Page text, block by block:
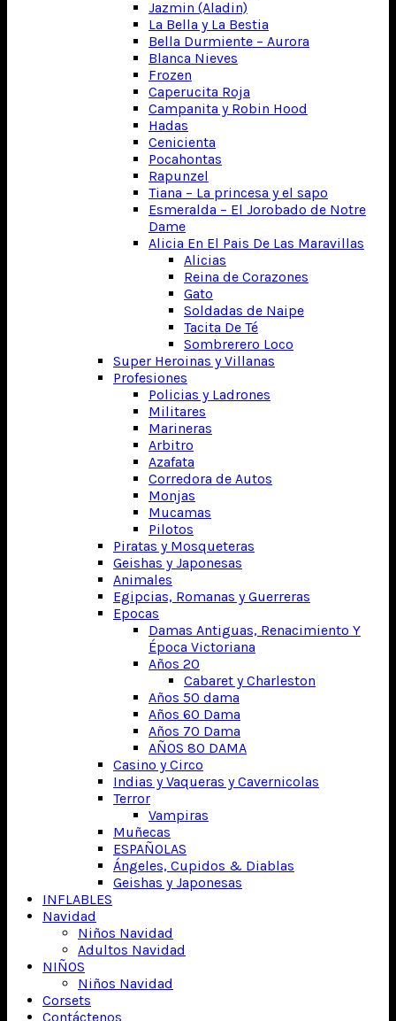
Jazmin (Aladin)
La Bella y La Bestia
Bella Durmiente – Aurora
Blanca Nieves
Frozen
Caperucita Roja
Campanita y Robin Hood
Hadas
Cenicienta
Pocahontas
Rapunzel
Tiana – La princesa y el sapo
Esmeralda – El Jorobado de Notre
Dame
Alicia En El Pais De Las Maravillas
Alicias
Reina de Corazones
Gato
Soldadas de Naipe
Tacita De Té
Sombrerero Loco
Super Heroinas y Villanas
Profesiones
Policias y Ladrones
Militares
Marineras
Arbitro
Azafata
Corredora de Autos
Monjas
Mucamas
Pilotos
Piratas y Mosqueteras
Geishas y Japonesas
Animales
Egipcias, Romanas y Guerreras
Epocas
Damas Antiguas, Renacimiento Y
Época Victoriana
Años 20
Cabaret y Charleston
Años 50 dama
Años 60 Dama
Años 70 Dama
AÑOS 80 DAMA
Casino y Circo
Indias y Vaqueras y Cavernicolas
Terror
Vampiras
Muñecas
ESPAÑOLAS
Ángeles, Cupidos & Diablas
Geishas y Japonesas
INFLABLES
Navidad
Niños Navidad
Adultos Navidad
NIÑOS
Niños Navidad
Corsets
Contáctenos